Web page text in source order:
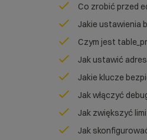
Co zrobić przed
Jakie ustawienia
Czym jest
Jak ustawić
Jakie klucze
Jak włączyć
Jak zwiększyć
Jak